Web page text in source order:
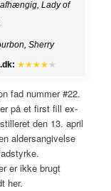
Lady of
Sherry
★★★★ ★
fad nummer #22.
på et first fill ex-
den 13. april
aldersangivelse
er ikke brugt
her.